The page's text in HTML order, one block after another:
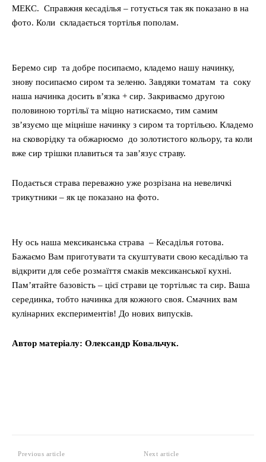
МЕКС. Справжня кесаділья – готується так як показано в на
фото. Коли складається тортілья пополам.
Беремо сир та добре посипаємо, кладемо нашу начинку,
знову посипаємо сиром та зеленю. Завдяки томатам та соку
наша начинка досить в’язка + сир. Закриваємо другою
половиною тортільї та міцно натискаємо, тим самим
зв’язуємо ще міцніше начинку з сиром та тортільєю. Кладемо
на сковорідку та обжарюємо до золотистого кольору, та коли
вже сир трішки плавиться та зав’язує страву.
Подається страва переважно уже розрізана на невеличкі
трикутники – як це показано на фото.
Ну ось наша мексиканська страва – Кесаділья готова.
Бажаємо Вам приготувати та скуштувати свою кесаділью та
відкрити для себе розмаїття смаків мексиканської кухні.
Пам’ятайте базовість – цієї страви це тортільяс та сир. Ваша
серединка, тобто начинка для кожного своя. Смачних вам
кулінарних експериментів! До нових випусків.
Автор матеріалу: Олександр Ковальчук.
Previous article Next article